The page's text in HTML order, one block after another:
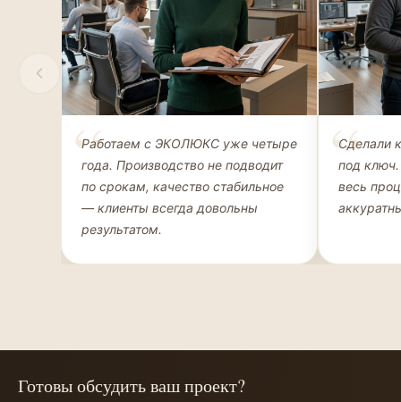
Елена Соколова
ДИЗАЙНЕР ИНТЕРЬЕРОВ
Работаем с ЭКОЛЮКС уже четыре
года. Производство не подводит
по срокам, качество стабильное
— клиенты всегда довольны
результатом.
Андрей
ЧАСТНЫЙ
Сделали
под
весь
Готовы обсудить ваш проект?